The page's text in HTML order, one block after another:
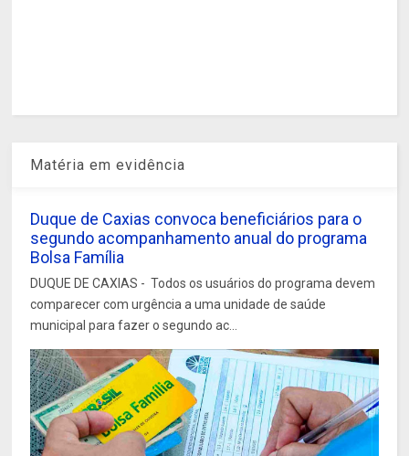
Matéria em evidência
Duque de Caxias convoca beneficiários para o
segundo acompanhamento anual do programa
Bolsa Família
DUQUE DE CAXIAS - Todos os usuários do programa devem
comparecer com urgência a uma unidade de saúde
municipal para fazer o segundo ac...